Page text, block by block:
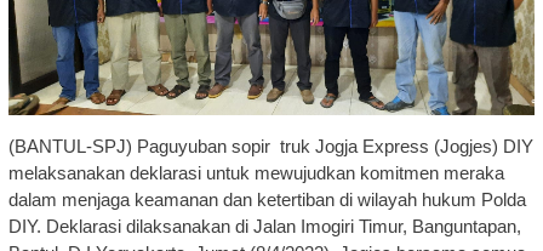
(BANTUL-SPJ) Paguyuban sopir truk Jogja Express (Jogjes) DIY
melaksanakan deklarasi untuk mewujudkan komitmen meraka
dalam menjaga keamanan dan ketertiban di wilayah hukum Polda
DIY. Deklarasi dilaksanakan di Jalan Imogiri Timur, Banguntapan,